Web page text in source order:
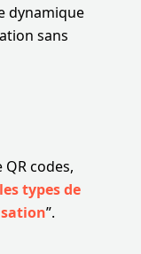
dynamique
sans
codes,
types de
”.